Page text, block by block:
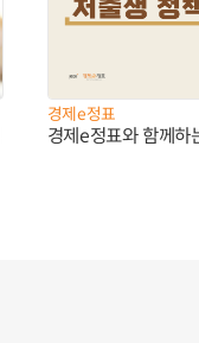
경제e정표
경제e정표와 함께하